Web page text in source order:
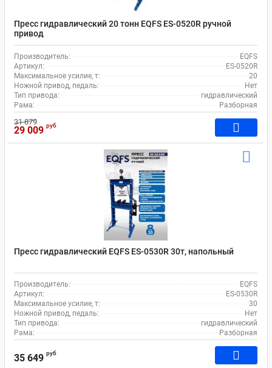
Пресс гидравлический 20 тонн EQFS ES-0520R ручной
привод
Производитель:
EQFS
Артикул:
ES-0520R
Максимальное усилие, т:
20
Ножной привод, педаль:
Нет
Тип привода:
гидравлический
Рама:
Разборная
31 879
29 009 руб
Пресс гидравлический EQFS ES-0530R 30т, напольный
Производитель:
EQFS
Артикул:
ES-0530R
Максимальное усилие, т:
30
Ножной привод, педаль:
Нет
Тип привода:
гидравлический
Рама:
Разборная
35 649 руб